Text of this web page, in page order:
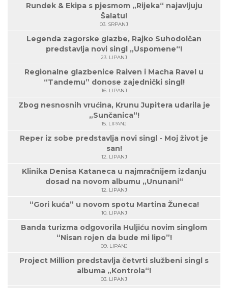
Rundek & Ekipa s pjesmom „Rijeka“ najavljuju
Šalatu!
03. SRPANJ
Legenda zagorske glazbe, Rajko Suhodolčan
predstavlja novi singl „Uspomene“!
23. LIPANJ
Regionalne glazbenice Raiven i Macha Ravel u
“Tandemu” donose zajednički singl!
16. LIPANJ
Zbog nesnosnih vrućina, Krunu Jupitera udarila je
„Sunčanica“!
15. LIPANJ
Reper iz sobe predstavlja novi singl - Moj život je
san!
12. LIPANJ
Klinika Denisa Kataneca u najmračnijem izdanju
dosad na novom albumu „Ununani“
12. LIPANJ
“Gori kuća” u novom spotu Martina Žuneca!
10. LIPANJ
Banda turizma odgovorila Huljiću novim singlom
“Nisan rojen da bude mi lipo”!
09. LIPANJ
Project Million predstavlja četvrti službeni singl s
albuma „Kontrola“!
03. LIPANJ